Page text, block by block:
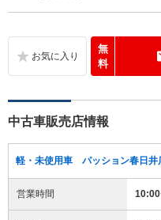
無
料
中古車販売店情報
軽・未使用車 パッション春日井
営業時間